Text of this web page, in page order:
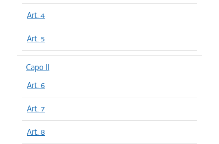
Art. 4
Art. 5
Capo II
Art. 6
Art. 7
Art. 8